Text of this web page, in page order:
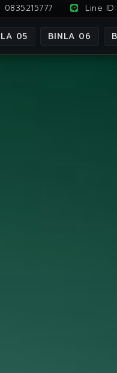
0835215777 Line
05 BINLA 06